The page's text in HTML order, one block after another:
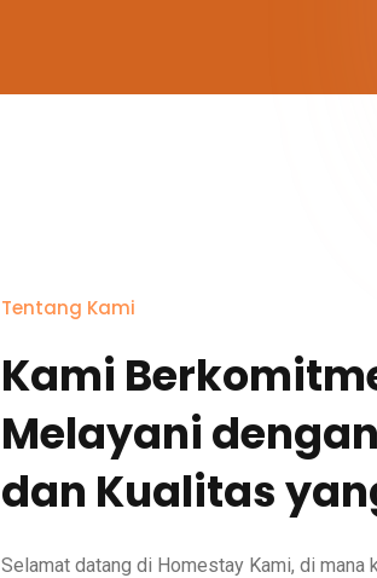
Tentang Kami
Kami
Melayani
dan Kualitas
Selamat datang di Homestay Kami, di mana